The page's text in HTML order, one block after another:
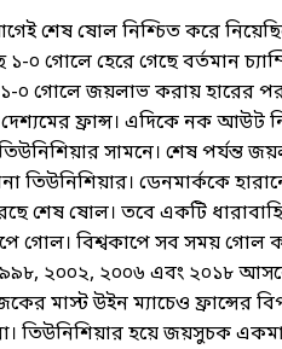
শেষ ষোল নিশ্চিত করে
১-০ গোলে হেরে গেছে বর্তমান
১-০ গোলে জয়লাভ করায় হারের
ফ্রান্স। এদিকে নক আউট
সামনে। শেষ পর্যন্ত
ডেনমার্ককে
শেষ ষোল। তবে একটি
গোল। বিশ্বকাপে সব সময় গোল
২০০২, ২০০৬ এবং ২০১৮
মাস্ট উইন ম্যাচেও ফ্রান্সের
তিউনিশিয়ার হয়ে জয়সুচক